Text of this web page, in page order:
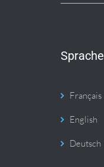
Sprache
Français
English
Deutsch